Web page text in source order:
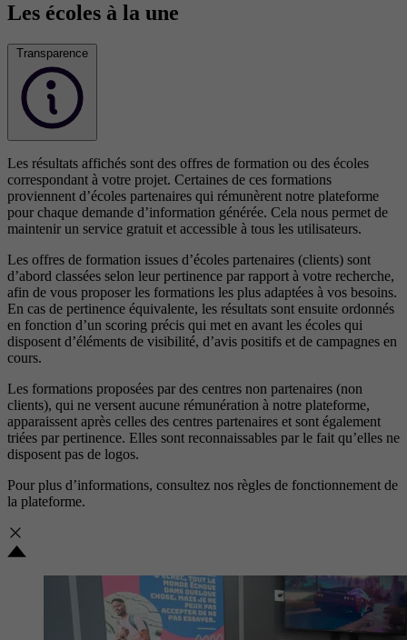
Les écoles à la une
Transparence
Les résultats affichés sont des offres de formation ou des écoles
correspondant à votre projet. Certaines de ces formations
proviennent d’écoles partenaires qui rémunèrent notre plateforme
pour chaque demande d’information générée. Cela nous permet de
maintenir un service gratuit et accessible à tous les utilisateurs.
Les offres de formation issues d’écoles partenaires (clients) sont
d’abord classées selon leur pertinence par rapport à votre recherche,
afin de vous proposer les formations les plus adaptées à vos besoins.
En cas de pertinence équivalente, les résultats sont ensuite ordonnés
en fonction d’un scoring précis qui met en avant les écoles qui
disposent d’éléments de visibilité, d’avis positifs et de campagnes en
cours.
Les formations proposées par des centres non partenaires (non
clients), qui ne versent aucune rémunération à notre plateforme,
apparaissent après celles des centres partenaires et sont également
triées par pertinence. Elles sont reconnaissables par le fait qu’elles ne
disposent pas de logos.
Pour plus d’informations, consultez nos règles de fonctionnement de
la plateforme.